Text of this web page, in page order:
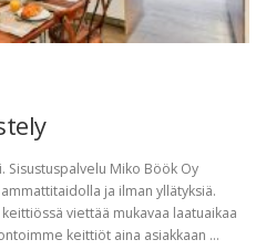
Miko Böök Oy
ja ilman yllätyksiä.
viettää mukavaa laatuaikaa
keittiöt aina asiakkaan …